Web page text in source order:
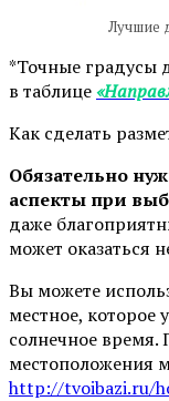
Лучшие
*Точные градусы
в таблице
Как сделать
Обязательно
аспекты при
даже
может оказаться
Вы можете
местное, которое
солнечное время.
местоположения
http://tvoibazi.ru/